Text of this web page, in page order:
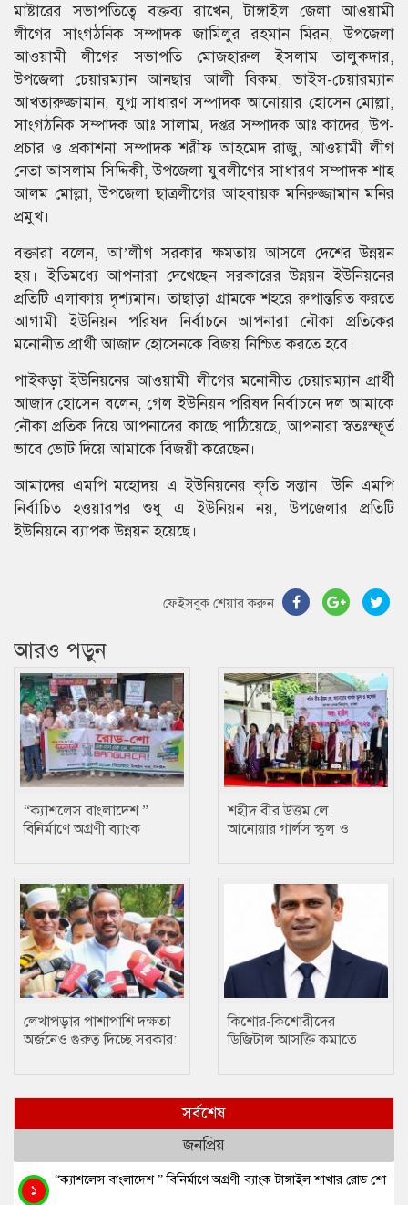
মাষ্টারের সভাপতিত্বে বক্তব্য রাখেন, টাঙ্গাইল জেলা আওয়ামী
লীগের সাংগঠনিক সম্পাদক জামিলুর রহমান মিরন, উপজেলা
আওয়ামী লীগের সভাপতি মোজহারুল ইসলাম তালুকদার,
উপজেলা চেয়ারম্যান আনছার আলী বিকম, ভাইস-চেয়ারম্যান
আখতারুজ্জামান, যুগ্ম সাধারণ সম্পাদক আনোয়ার হোসেন মোল্লা,
সাংগঠনিক সম্পাদক আঃ সালাম, দপ্তর সম্পাদক আঃ কাদের, উপ-
প্রচার ও প্রকাশনা সম্পাদক শরীফ আহমেদ রাজু, আওয়ামী লীগ
নেতা আসলাম সিদ্দিকী, উপজেলা যুবলীগের সাধারণ সম্পাদক শাহ
আলম মোল্লা, উপজেলা ছাত্রলীগের আহবায়ক মনিরুজ্জামান মনির
প্রমুখ।
বক্তারা বলেন, আ’লীগ সরকার ক্ষমতায় আসলে দেশের উন্নয়ন
হয়। ইতিমধ্যে আপনারা দেখেছেন সরকারের উন্নয়ন ইউনিয়নের
প্রতিটি এলাকায় দৃশ্যমান। তাছাড়া গ্রামকে শহরে রুপান্তরিত করতে
আগামী ইউনিয়ন পরিষদ নির্বাচনে আপনারা নৌকা প্রতিকের
মনোনীত প্রার্থী আজাদ হোসেনকে বিজয় নিশ্চিত করতে হবে।
পাইকড়া ইউনিয়নের আওয়ামী লীগের মনোনীত চেয়ারম্যান প্রার্থী
আজাদ হোসেন বলেন, গেল ইউনিয়ন পরিষদ নির্বাচনে দল আমাকে
নৌকা প্রতিক দিয়ে আপনাদের কাছে পাঠিয়েছে, আপনারা স্বতঃস্ফূর্ত
ভাবে ভোট দিয়ে আমাকে বিজয়ী করেছেন।
আমাদের এমপি মহোদয় এ ইউনিয়নের কৃতি সন্তান। উনি এমপি
নির্বাচিত হওয়ারপর শুধু এ ইউনিয়ন নয়, উপজেলার প্রতিটি
ইউনিয়নে ব্যাপক উন্নয়ন হয়েছে।
ফেইসবুক শেয়ার করুন
আরও পড়ুন
“ক্যাশলেস বাংলাদেশ ”
বিনির্মাণে অগ্রণী ব্যাংক
শহীদ বীর উত্তম লে.
আনোয়ার গার্লস স্কুল ও
লেখাপড়ার পাশাপাশি দক্ষতা
অর্জনেও গুরুত্ব দিচ্ছে সরকার:
কিশোর-কিশোরীদের
ডিজিটাল আসক্তি কমাতে
সর্বশেষ
জনপ্রিয়
১
“ক্যাশলেস বাংলাদেশ ” বিনির্মাণে অগ্রণী ব্যাংক টাঙ্গাইল শাখার রোড শো